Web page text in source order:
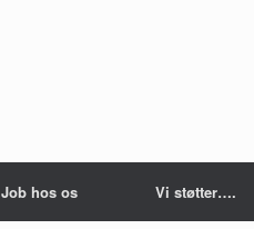
Job hos os Vi støtter….